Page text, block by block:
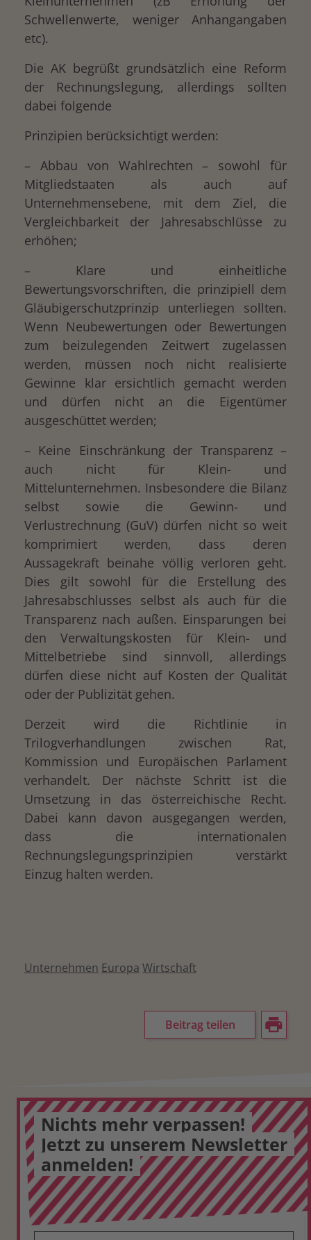
Schwellenwerte, weniger Anhangangaben
etc).
Die AK begrüßt grundsätzlich eine Reform
der Rechnungslegung, allerdings sollten
dabei folgende
Prinzipien berücksichtigt werden:
– Abbau von Wahlrechten – sowohl für
Mitgliedstaaten als auch auf
Unternehmensebene, mit dem Ziel, die
Vergleichbarkeit der Jahresabschlüsse zu
erhöhen;
– Klare und einheitliche
Bewertungsvorschriften, die prinzipiell dem
Gläubigerschutzprinzip unterliegen sollten.
Wenn Neubewertungen oder Bewertungen
zum beizulegenden Zeitwert zugelassen
werden, müssen noch nicht realisierte
Gewinne klar ersichtlich gemacht werden
und dürfen nicht an die Eigentümer
ausgeschüttet werden;
– Keine Einschränkung der Transparenz –
auch nicht für Klein- und
Mittelunternehmen. Insbesondere die Bilanz
selbst sowie die Gewinn- und
Verlustrechnung (GuV) dürfen nicht so weit
komprimiert werden, dass deren
Aussagekraft beinahe völlig verloren geht.
Dies gilt sowohl für die Erstellung des
Jahresabschlusses selbst als auch für die
Transparenz nach außen. Einsparungen bei
den Verwaltungskosten für Klein- und
Mittelbetriebe sind sinnvoll, allerdings
dürfen diese nicht auf Kosten der Qualität
oder der Publizität gehen.
Derzeit wird die Richtlinie in
Trilogverhandlungen zwischen Rat,
Kommission und Europäischen Parlament
verhandelt. Der nächste Schritt ist die
Umsetzung in das österreichische Recht.
Dabei kann davon ausgegangen werden,
dass die internationalen
Rechnungslegungsprinzipien verstärkt
Einzug halten werden.
Unternehmen Europa Wirtschaft
Beitrag teilen
Nichts mehr verpassen!
Jetzt zu unserem Newsletter
anmelden!